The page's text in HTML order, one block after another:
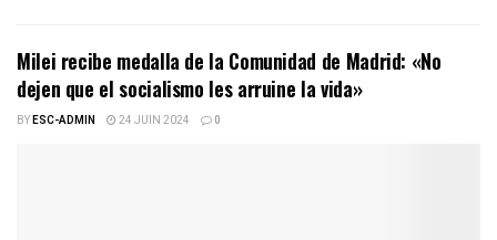
Milei recibe medalla de la Comunidad de Madrid: «No
dejen que el socialismo les arruine la vida»
BYESC-ADMIN 24 JUIN 2024 0